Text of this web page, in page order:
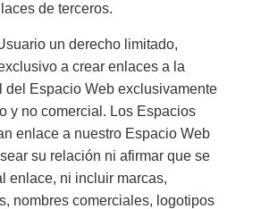
de terceros.
un derecho limitado,
a crear enlaces a la
del Espacio Web exclusivamente
y no comercial. Los Espacios
enlace a nuestro Espacio Web
su relación ni afirmar que se
enlace, ni incluir marcas,
nombres comerciales, logotipos